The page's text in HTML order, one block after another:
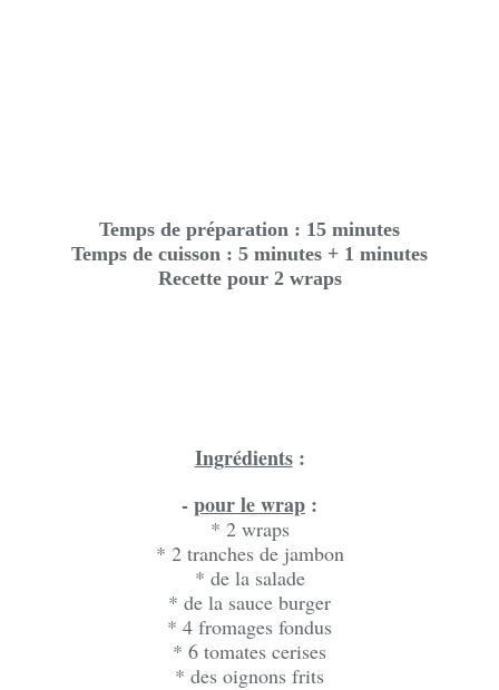
Temps de préparation : 15 minutes
Temps de cuisson : 5 minutes + 1 minutes
Recette pour 2 wraps
Ingrédients:
-pour le wrap :
* 2 wraps
* 2 tranches de jambon
* de la salade
* de la sauce burger
* 4 fromages fondus
* 6 tomates cerises
* des oignons frits